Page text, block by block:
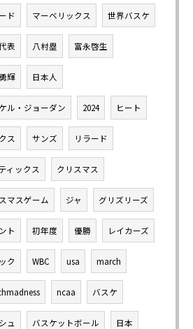
ド マーベリックス 世界バスケ
表 八村塁 富永啓生
輝 日本人
ル・ジョーダン 2024 ヒート
ス サンズ リラード
ィックス クリスマス
マスゲーム ジャ グリズリーズ
ト 初年度 優勝 レイカーズ
ク WBC usa march
ncaa バスケ
ュ バスケットボール 日本